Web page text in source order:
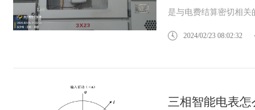
是与电费结算密切相关
2024/02/23 08:02:32
三相智能电表